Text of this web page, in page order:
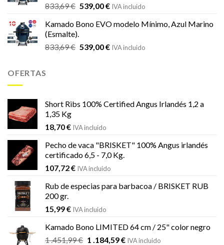
833,69€ El
original
era:
833,69 €.
539,00€El
actual
539,00 €.
IVA incluido
Kamado Bono EVO modelo Mínimo, Azul Marino
(Esmalte).
833,69€ El
539,00€ElIVA incluido
OFERTAS
Short Ribs 100% Certified Angus Irlandés 1,2 a
1,35 Kg
18,70€ IVA incluido
Pecho de vaca "BRISKET" 100% Angus irlandés
certificado 6,5 - 7,0 Kg.
107,72€ IVA incluido
Rub de especias para barbacoa / BRISKET RUB
200 gr.
15,99€ IVA incluido
Kamado Bono LIMITED 64 cm / 25" color negro
1 .451,99€ El
1 .184,59€ElIVA incluido